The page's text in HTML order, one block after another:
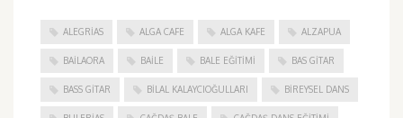
ALEGRIAS ALGA CAFE ALGA KAFE ALZAPUA
BAILAORA BAILE BALE EĞITIMI BAS GITAR
BASS GITAR BILAL KALAYCIOĞULLARI BIREYSEL DANS